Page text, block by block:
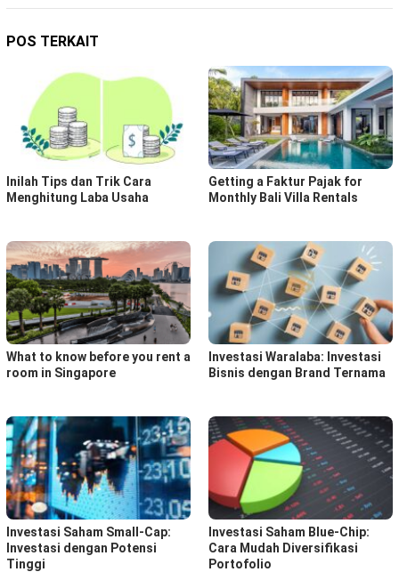
POS TERKAIT
Inilah Tips dan Trik Cara
Menghitung Laba Usaha
Getting a Faktur Pajak for
Monthly Bali Villa Rentals
What to know before you rent a
room in Singapore
Investasi Waralaba: Investasi
Bisnis dengan Brand Ternama
Investasi Saham Small-Cap:
Investasi dengan Potensi
Tinggi
Investasi Saham Blue-Chip:
Cara Mudah Diversifikasi
Portofolio